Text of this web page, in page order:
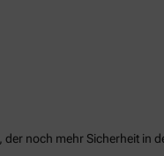
noch mehr Sicherheit in